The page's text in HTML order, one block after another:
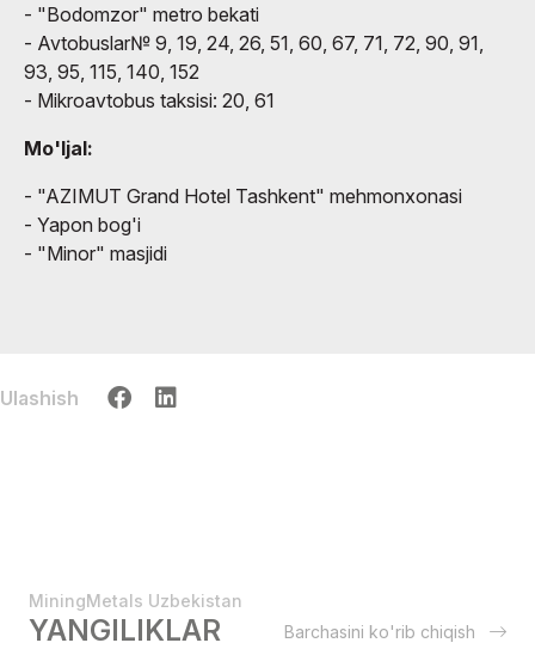
- "Bodomzor" metro bekati
- Avtobuslar№ 9, 19, 24, 26, 51, 60, 67, 71, 72, 90, 91,
93, 95, 115, 140, 152
- Mikroavtobus taksisi: 20, 61
Mo'ljal:
- "AZIMUT Grand Hotel Tashkent" mehmonxonasi
- Yapon bog'i
- "Minor" masjidi
Ulashish
MiningMetals Uzbekistan
YANGILIKLAR Barchasini ko'rib chiqish